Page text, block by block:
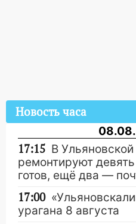
Новость часа
17:15 В
ремонтируют
готов, ещё два —
17:00
урагана 8 августа